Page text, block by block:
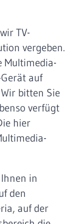
TV-
vergeben.
Multimedia-
auf
bitten Sie
verfügt
hier
in
den
auf der